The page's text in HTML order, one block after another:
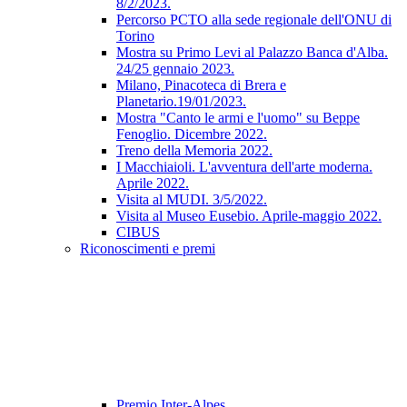
8/2/2023.
Percorso PCTO alla sede regionale dell'ONU di
Torino
Mostra su Primo Levi al Palazzo Banca d'Alba.
24/25 gennaio 2023.
Milano, Pinacoteca di Brera e
Planetario.19/01/2023.
Mostra "Canto le armi e l'uomo" su Beppe
Fenoglio. Dicembre 2022.
Treno della Memoria 2022.
I Macchiaioli. L'avventura dell'arte moderna.
Aprile 2022.
Visita al MUDI. 3/5/2022.
Visita al Museo Eusebio. Aprile-maggio 2022.
CIBUS
Riconoscimenti e premi